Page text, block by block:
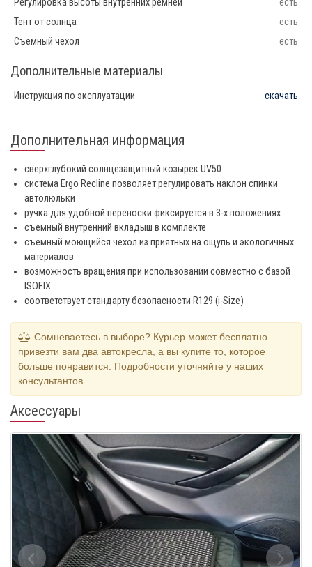
Тент от солнца
есть
Съемный чехол
есть
Дополнительные материалы
Инструкция по эксплуатации скачать
Дополнительная информация
сверхглубокий солнцезащитный козырек UV50
система Ergo Recline позволяет регулировать наклон спинки
автолюльки
ручка для удобной переноски фиксируется в 3-х положениях
съемный внутренний вкладыш в комплекте
съемный моющийся чехол из приятных на ощупь и экологичных
материалов
возможность вращения при использовании совместно с базой
ISOFIX
соответствует стандарту безопасности R129 (i-Size)
Сомневаетесь в выборе? Курьер может бесплатно
привезти вам два автокресла, а вы купите то, которое
больше понравится. Подробности уточняйте у наших
консультантов.
Аксессуары